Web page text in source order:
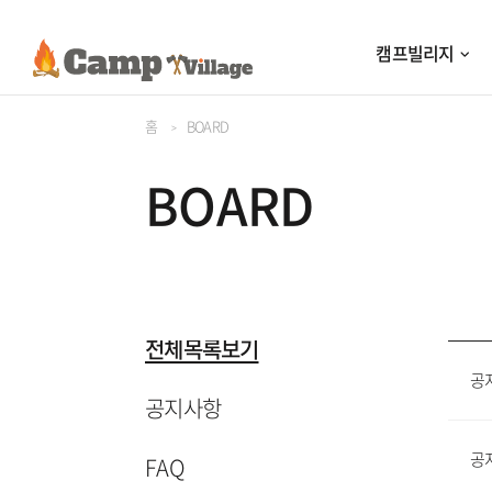
캠프빌리지
홈 BOARD
BOARD
전체목록보기
공지사항
FAQ
공
공